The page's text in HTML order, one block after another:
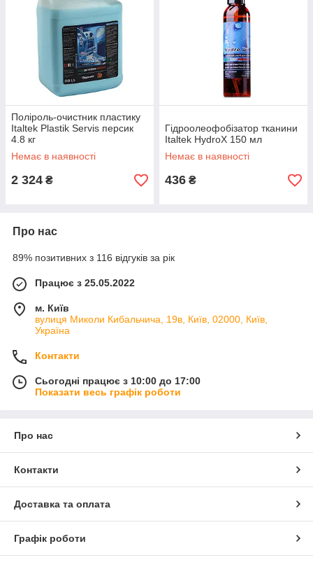
Поліроль-очистник пластику
Italtek Plastik Servis персик
4.8 кг
Немає в наявності
2 324 ₴
Гідроолеофобізатор тканини
Italtek HydroX 150 мл
Немає в наявності
436 ₴
Про нас
89% позитивних з 116 відгуків за рік
Працює з 25.05.2022
м. Київ
вулиця Миколи Кибальчича, 19в, Київ, 02000, Київ,
Україна
Контакти
Сьогодні працює з 10:00 до 17:00
Показати весь графік роботи
Про нас
Контакти
Доставка та оплата
Графік роботи